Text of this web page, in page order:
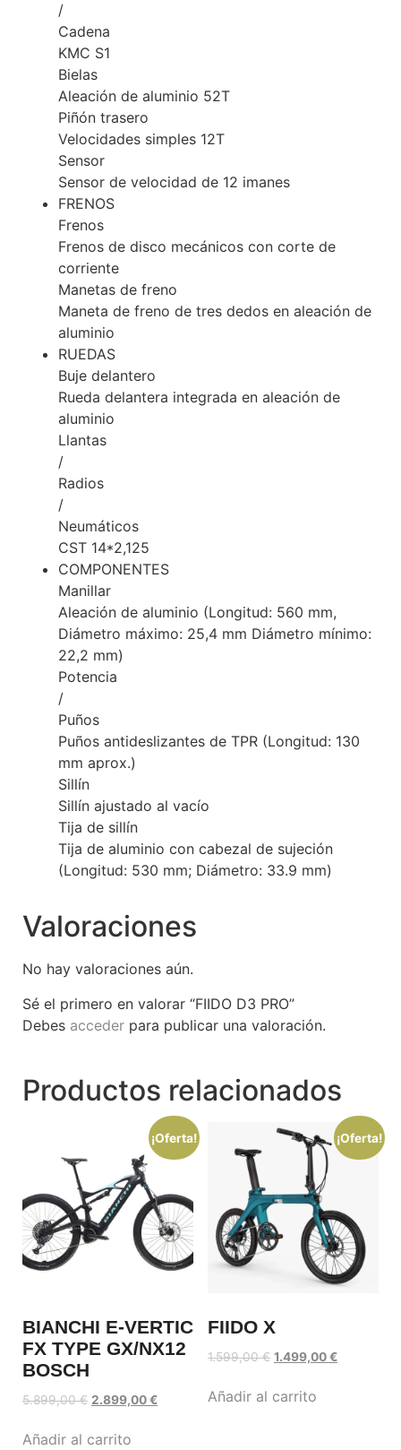
/
Cadena
KMC S1
Bielas
Aleación de aluminio 52T
Piñón trasero
Velocidades simples 12T
Sensor
Sensor de velocidad de 12 imanes
FRENOS
Frenos
Frenos de disco mecánicos con corte de
corriente
Manetas de freno
Maneta de freno de tres dedos en aleación de
aluminio
RUEDAS
Buje delantero
Rueda delantera integrada en aleación de
aluminio
Llantas
/
Radios
/
Neumáticos
CST 14*2,125
COMPONENTES
Manillar
Aleación de aluminio (Longitud: 560 mm,
Diámetro máximo: 25,4 mm Diámetro mínimo:
22,2 mm)
Potencia
/
Puños
Puños antideslizantes de TPR (Longitud: 130
mm aprox.)
Sillín
Sillín ajustado al vacío
Tija de sillín
Tija de aluminio con cabezal de sujeción
(Longitud: 530 mm; Diámetro: 33.9 mm)
Valoraciones
No hay valoraciones aún.
Sé el primero en valorar “FIIDO D3 PRO”
Debes acceder para publicar una valoración.
Productos relacionados
¡Oferta!
BIANCHI E-VERTIC
FX TYPE GX/NX12
BOSCH
5.899,00€ 2.899,00€
Añadir al carrito
¡Oferta!
FIIDO X
1.599,00€ 1.499,00€
Añadir al carrito